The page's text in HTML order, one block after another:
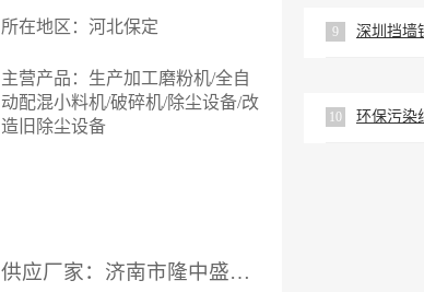
所在地区：河北保定
主营产品：生产加工磨粉机/全自
动配混小料机/破碎机/除尘设备/改
造旧除尘设备
供应厂家：济南市隆中盛化工有限公司
9 深圳挡墙
10 环保污染